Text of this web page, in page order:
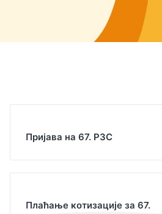
Пријава на 67. РЗС
Плаћање котизације за 67.